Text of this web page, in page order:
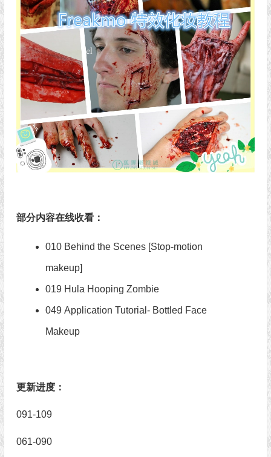
部分内容在线收看：
010 Behind the Scenes [Stop-motion
makeup]
019 Hula Hooping Zombie
049 Application Tutorial- Bottled Face
Makeup
更新进度：
091-109
061-090